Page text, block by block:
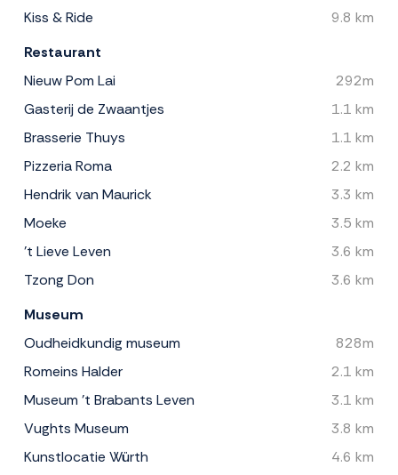
Kiss & Ride
9.8 km
Restaurant
Nieuw Pom Lai
292m
Gasterij de Zwaantjes
1.1 km
Brasserie Thuys
1.1 km
Pizzeria Roma
2.2 km
Hendrik van Maurick
3.3 km
Moeke
3.5 km
't Lieve Leven
3.6 km
Tzong Don
3.6 km
Museum
Oudheidkundig museum
828m
Romeins Halder
2.1 km
Museum 't Brabants Leven
3.1 km
Vughts Museum
3.8 km
Kunstlocatie Würth
4.6 km